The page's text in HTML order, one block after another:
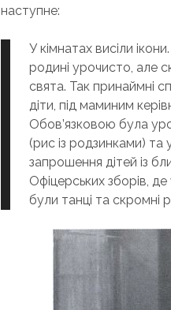
наступне:
У кімнатах висіли
родині урочисто, але
свята. Так принаймні
діти, під маминим
Обов’язковою була
(рис із родзинками) та
запрошення дітей із
Офіцерських зборів,
були танці та скромні